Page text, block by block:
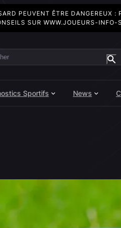
PEUVENT ÊTRE DANGEREUX
SUR WWW.JOUEURS-INFO-
Sportifs News